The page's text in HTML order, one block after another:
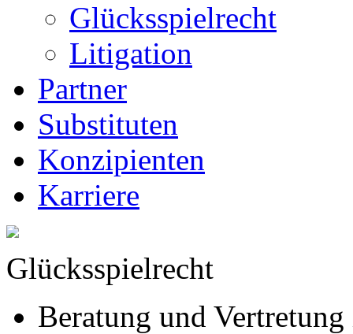
Glücksspielrecht
Litigation
Partner
Substituten
Konzipienten
Karriere
Glücksspielrecht
Beratung und